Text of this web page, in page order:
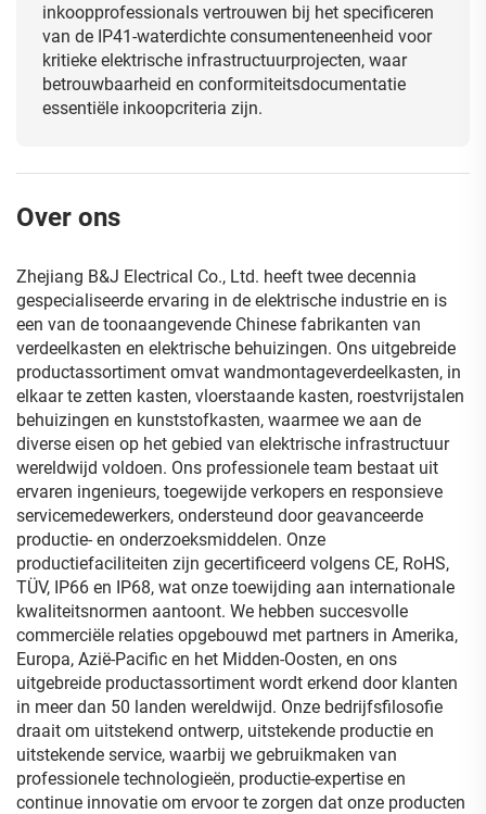
inkoopprofessionals vertrouwen bij het specificeren
van de IP41-waterdichte consumenteneenheid voor
kritieke elektrische infrastructuurprojecten, waar
betrouwbaarheid en conformiteitsdocumentatie
essentiële inkoopcriteria zijn.
Over ons
Zhejiang B&J Electrical Co., Ltd. heeft twee decennia
gespecialiseerde ervaring in de elektrische industrie en is
een van de toonaangevende Chinese fabrikanten van
verdeelkasten en elektrische behuizingen. Ons uitgebreide
productassortiment omvat wandmontageverdeelkasten, in
elkaar te zetten kasten, vloerstaande kasten, roestvrijstalen
behuizingen en kunststofkasten, waarmee we aan de
diverse eisen op het gebied van elektrische infrastructuur
wereldwijd voldoen. Ons professionele team bestaat uit
ervaren ingenieurs, toegewijde verkopers en responsieve
servicemedewerkers, ondersteund door geavanceerde
productie- en onderzoeksmiddelen. Onze
productiefaciliteiten zijn gecertificeerd volgens CE, RoHS,
TÜV, IP66 en IP68, wat onze toewijding aan internationale
kwaliteitsnormen aantoont. We hebben succesvolle
commerciële relaties opgebouwd met partners in Amerika,
Europa, Azië-Pacific en het Midden-Oosten, en ons
uitgebreide productassortiment wordt erkend door klanten
in meer dan 50 landen wereldwijd. Onze bedrijfsfilosofie
draait om uitstekend ontwerp, uitstekende productie en
uitstekende service, waarbij we gebruikmaken van
professionele technologieën, productie-expertise en
continue innovatie om ervoor te zorgen dat onze producten